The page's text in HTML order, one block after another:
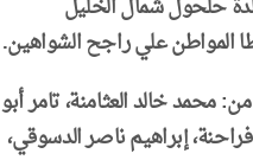
حلحول شمال الخليل
المواطن علي راجح الشواهين.
محمد خالد العثامنة، تامر أبو
إبراهيم ناصر الدسوقي،